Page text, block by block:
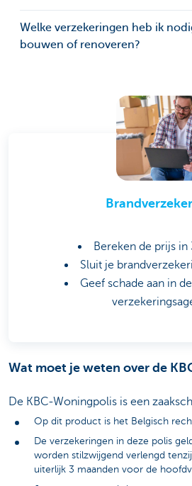
Welke verzekeringen heb ik
bouwen of renoveren?
Bereken de prijs in
Sluit je
Geef schade aan in
Wat moet je weten over de
De KBC-Woningpolis is een
Op dit product is het Belgisch
De verzekeringen in deze polis
worden stilzwijgend verlengd
uiterlijk 3 maanden voor de